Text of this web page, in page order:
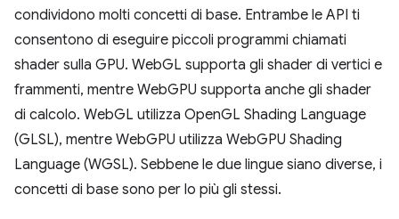
condividono molti concetti di base. Entrambe le API ti
consentono di eseguire piccoli programmi chiamati
shader sulla GPU. WebGL supporta gli shader di vertici e
frammenti, mentre WebGPU supporta anche gli shader
di calcolo. WebGL utilizza OpenGL Shading Language
(GLSL), mentre WebGPU utilizza WebGPU Shading
Language (WGSL). Sebbene le due lingue siano diverse, i
concetti di base sono per lo più gli stessi.